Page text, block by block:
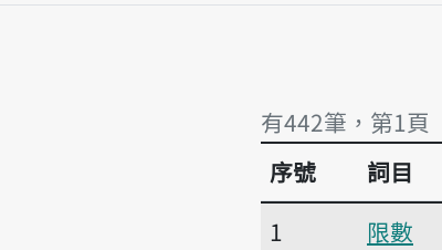
有442筆，第1頁
有442筆，第1頁
序號 詞目
1
限數